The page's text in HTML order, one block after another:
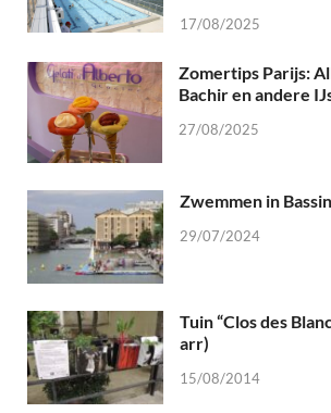
17/08/2025
Zomertips Parijs:
Bachir en andere
27/08/2025
Zwemmen in
29/07/2024
Tuin “Clos des
arr)
15/08/2014